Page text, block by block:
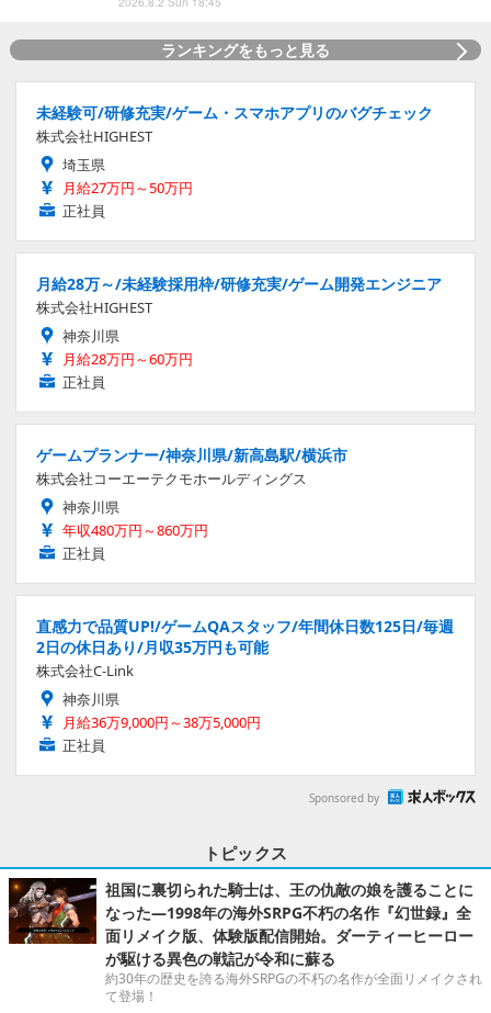
ランキングをもっと見る
未経験可/研修充実/ゲーム・スマホアプリのバグチェック
株式会社HIGHEST
埼玉県
月給27万円～50万円
正社員
月給28万～/未経験採用枠/研修充実/ゲーム開発エンジニア
株式会社HIGHEST
神奈川県
月給28万円～60万円
正社員
ゲームプランナー/神奈川県/新高島駅/横浜市
株式会社コーエーテクモホールディングス
神奈川県
年収480万円～860万円
正社員
直感力で品質UP!/ゲームQAスタッフ/年間休日数125日/毎週
2日の休日あり/月収35万円も可能
株式会社C-Link
神奈川県
月給36万9,000円～38万5,000円
正社員
Sponsored by
トピックス
祖国に裏切られた騎士は、王の仇敵の娘を護ることに
なった―1998年の海外SRPG不朽の名作『幻世録』全
面リメイク版、体験版配信開始。ダーティーヒーロー
が駆ける異色の戦記が令和に蘇る
約30年の歴史を誇る海外SRPGの不朽の名作が全面リメイクされ
て登場！